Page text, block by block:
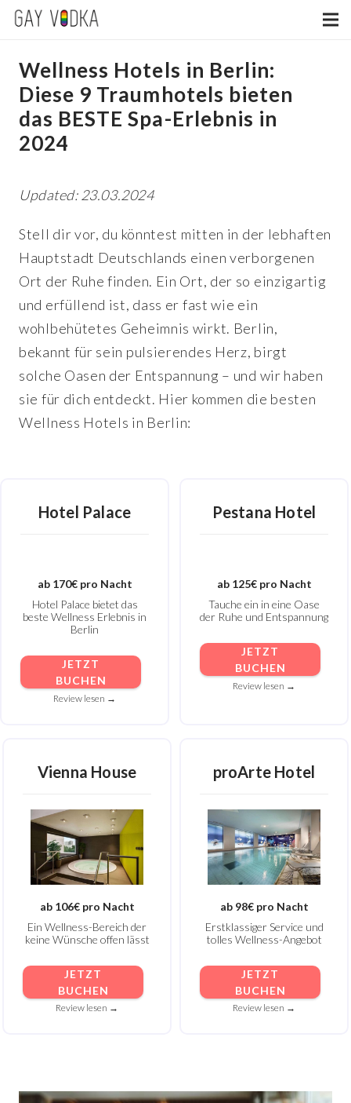
Wellness Hotels in Berlin:
Diese 9 Traumhotels bieten
das BESTE Spa-Erlebnis in
2024
Updated: 23.03.2024
Stell dir vor, du könntest mitten in der lebhaften
Hauptstadt Deutschlands einen verborgenen
Ort der Ruhe finden. Ein Ort, der so einzigartig
und erfüllend ist, dass er fast wie ein
wohlbehütetes Geheimnis wirkt. Berlin,
bekannt für sein pulsierendes Herz, birgt
solche Oasen der Entspannung – und wir haben
sie für dich entdeckt. Hier kommen die besten
Wellness Hotels in Berlin:
Hotel Palace
ab 170€ pro Nacht
Hotel Palace bietet das
beste Wellness Erlebnis in
Berlin
JETZT
BUCHEN
Review lesen →
Pestana Hotel
ab 125€ pro Nacht
Tauche ein in eine Oase
der Ruhe und Entspannung
JETZT
BUCHEN
Review lesen →
Vienna House
ab 106€ pro Nacht
Ein Wellness-Bereich der
keine Wünsche offen lässt
JETZT
BUCHEN
Review lesen →
proArte Hotel
ab 98€ pro Nacht
Erstklassiger Service und
tolles Wellness-Angebot
JETZT
BUCHEN
Review lesen →